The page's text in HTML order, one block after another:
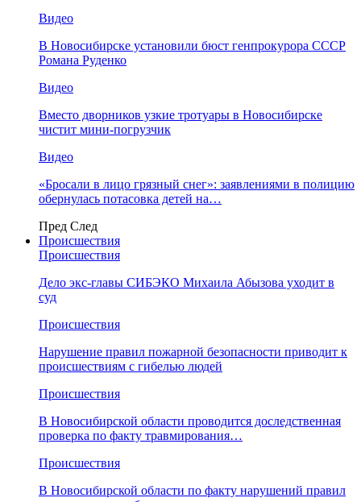
Видео
В Новосибирске установили бюст генпрокурора СССР
Романа Руденко
Видео
Вместо дворников узкие тротуары в Новосибирске
чистит мини-погрузчик
Видео
«Бросали в лицо грязный снег»: заявлениями в полицию
обернулась потасовка детей на…
Пред След
Происшествия
Происшествия
Дело экс-главы СИБЭКО Михаила Абызова уходит в
суд
Происшествия
Нарушение правил пожарной безопасности приводит к
происшествиям с гибелью людей
Происшествия
В Новосибирской области проводится доследственная
проверка по факту травмирования…
Происшествия
В Новосибирской области по факту нарушений правил